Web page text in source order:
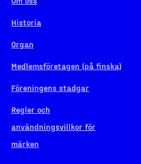
Historia
Organ
Medlemsföretagen (på finska)
Föreningens stadgar
Regler och
användningsvillkor för
märken